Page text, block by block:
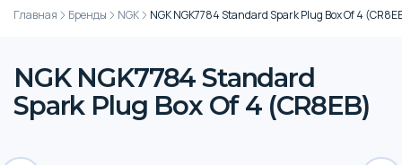
Главная Бренды NGK NGK NGK7784 Standard Spark Plug Box Of 4
NGK NGK7784 Standard
Spark Plug Box Of 4 (CR8EB)